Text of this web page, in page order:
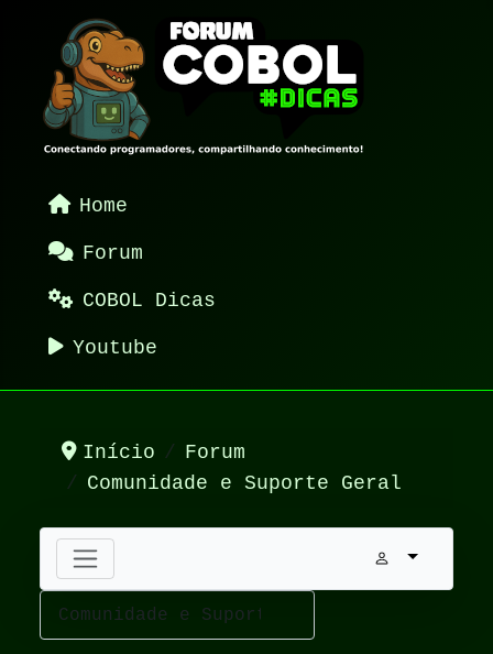
Home
Forum
COBOL Dicas
Youtube
Início
Forum
Comunidade e Suporte Geral